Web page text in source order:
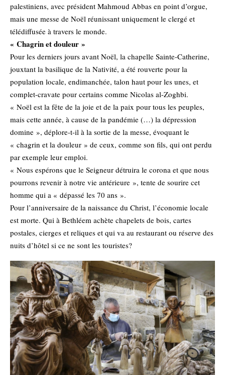
palestiniens, avec président Mahmoud Abbas en point d’orgue,
mais une messe de Noël réunissant uniquement le clergé et
télédiffusée à travers le monde.
« Chagrin et douleur »
Pour les derniers jours avant Noël, la chapelle Sainte-Catherine,
jouxtant la basilique de la Nativité, a été rouverte pour la
population locale, endimanchée, talon haut pour les unes, et
complet-cravate pour certains comme Nicolas al-Zoghbi.
« Noël est la fête de la joie et de la paix pour tous les peuples,
mais cette année, à cause de la pandémie (…) la dépression
domine », déplore-t-il à la sortie de la messe, évoquant le
« chagrin et la douleur » de ceux, comme son fils, qui ont perdu
par exemple leur emploi.
« Nous espérons que le Seigneur détruira le corona et que nous
pourrons revenir à notre vie antérieure », tente de sourire cet
homme qui a « dépassé les 70 ans ».
Pour l’anniversaire de la naissance du Christ, l’économie locale
est morte. Qui à Bethléem achète chapelets de bois, cartes
postales, cierges et reliques et qui va au restaurant ou réserve des
nuits d’hôtel si ce ne sont les touristes?